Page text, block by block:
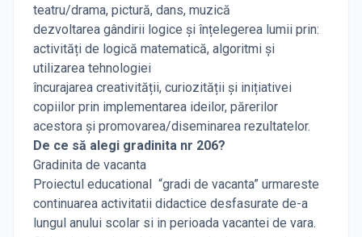
teatru/drama, pictură, dans, muzică
dezvoltarea gândirii logice și înțelegerea lumii prin:
activități de logică matematică, algoritmi și
utilizarea tehnologiei
încurajarea creativității, curiozității și inițiativei
copiilor prin implementarea ideilor, părerilor
acestora și promovarea/diseminarea rezultatelor.
De ce să alegi gradinita nr 206?
Gradinita de vacanta
Proiectul educational “gradi de vacanta” urmareste
continuarea activitatii didactice desfasurate de-a
lungul anului scolar si in perioada vacantei de vara.